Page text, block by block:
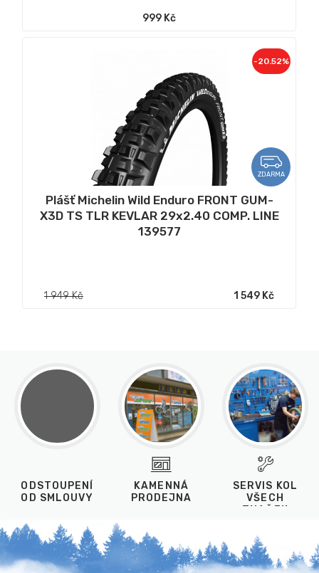
999 Kč
ZDARMA
-20.52%
Plášť Michelin Wild Enduro FRONT GUM-
X3D TS TLR KEVLAR 29x2.40 COMP. LINE
139577
1 949 Kč 1 549 Kč
ODSTOUPENÍ
OD SMLOUVY
KAMENNÁ
PRODEJNA
SERVIS KOL
VŠECH
ZNAČEK